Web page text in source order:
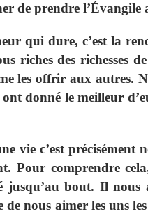
de prendre l’Évangile
qui dure, c’est la
riches des richesses
les offrir aux autres.
donné le meilleur
vie c’est
Pour comprendre
jusqu’au bout. Il
de nous aimer les uns